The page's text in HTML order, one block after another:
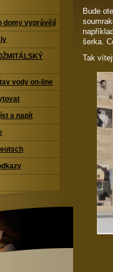
Bude
šerka.
Tak
domy vyprávějí
vody on-line
a napít